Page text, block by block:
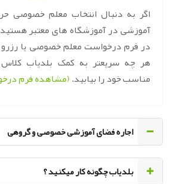
اگر به دنبال انتخاب معلم خصوصی
آموزشی در آموزشگاه های معتبر
در فرم درخواست معلم خصوصی یا رزرو
هر چه سریعتر به کمک بلدیاب
مناسب خود را بیابید.(مشاهده فرم
اجاره فضای آموزشی خصوصی و گروهی
‌بلدیاب چگونه کار میکنید ؟